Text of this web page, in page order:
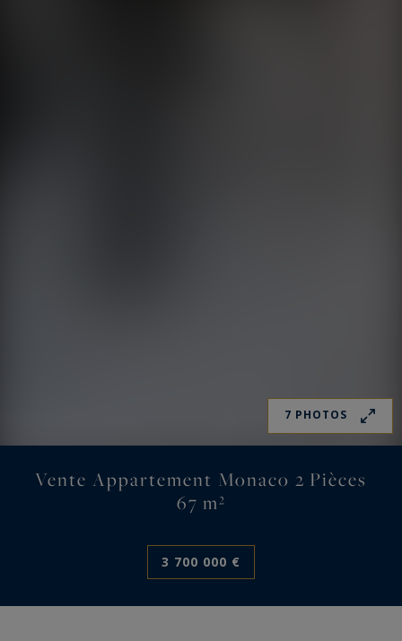
7 PHOTOS
Vente Appartement Monaco 2 Pièces
67 m²
3 700 000 €